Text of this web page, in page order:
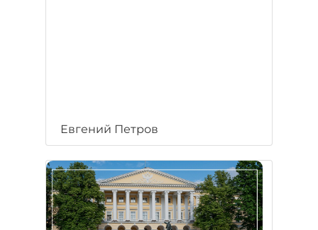
Евгений Петров